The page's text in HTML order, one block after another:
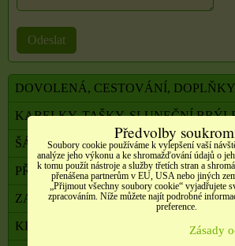
Odeslat
DOVOLENÁ, CESTOVÁNÍ, DOPLŇKY
KABELKY, TAŠKY, SLUNEČNÍ
ŠÁLY, ŠÁTKY, NÁKRČNÍKY,
PŘÍČESKY, DOPLŇKY DO VLASŮ
ZAHRADA, BALKON, DOMÁCNOST
KRÁSA A ZDRAVÍ
Předvolby
Soubory cookie používáme k vylepšení vaší
analýze jeho výkonu a ke shromažďování údajů o
k tomu použít nástroje a služby třetích stran a
přenášena partnerům v EU, USA nebo jiných
„Přijmout všechny soubory cookie“ vyjadřujete
zpracováním. Níže můžete najít podrobné
preference.
Zásady